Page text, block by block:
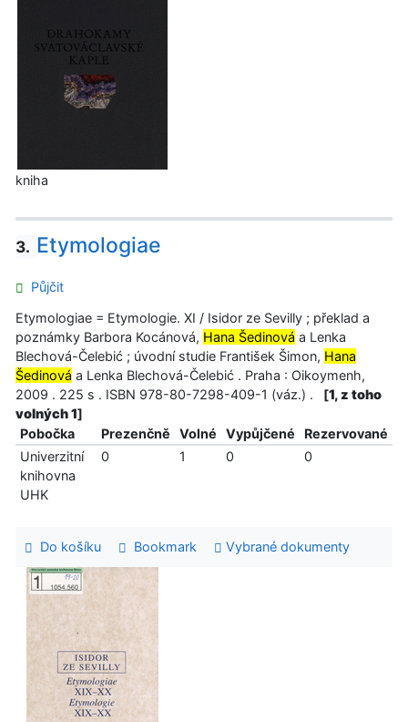
kniha
3. Etymologiae
Půjčit
Etymologiae = Etymologie. XI / Isidor ze Sevilly ; překlad a
poznámky Barbora Kocánová, Hana Šedinová a Lenka
Blechová-Čelebić ; úvodní studie František Šimon, Hana
Šedinová a Lenka Blechová-Čelebić . Praha : Oikoymenh,
2009 . 225 s . ISBN 978-80-7298-409-1 (váz.) .
[1, z toho
volných 1]
Pobočka
Prezenčně Volné Vypůjčené
Rezervované
Univerzitní
knihovna
UHK
0 1 0 0
Do košíku Bookmark Vybrané dokumenty